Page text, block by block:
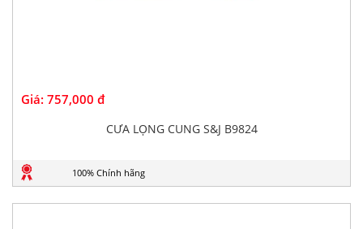
Giá: 757,000 đ
CƯA LỌNG CUNG S&J B9824
100% Chính hãng